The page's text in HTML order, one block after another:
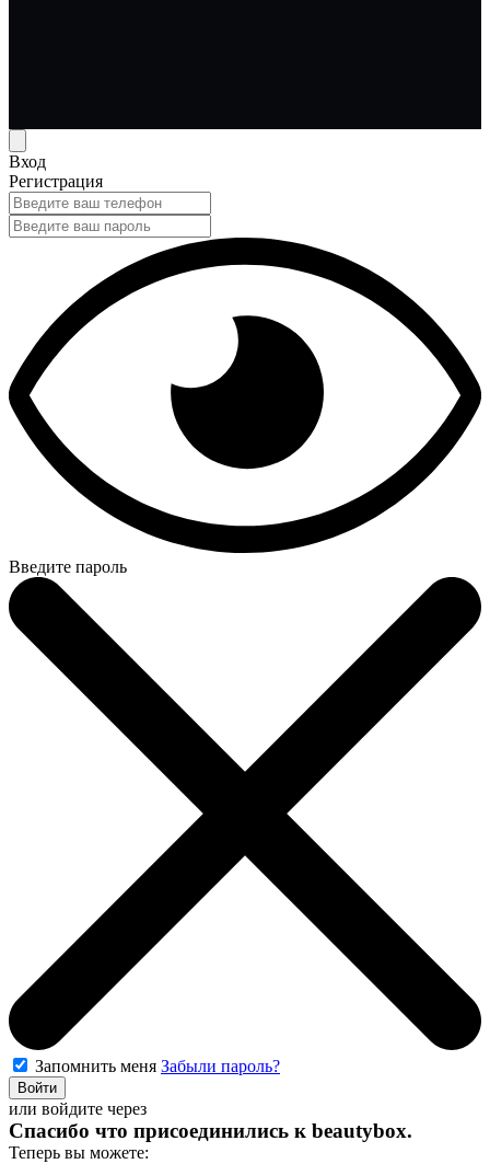
Вход
Регистрация
Введите пароль
Запомнить меня Забыли пароль?
Войти
или войдите через
Спасибо что присоединились к beautybox.
Теперь вы можете: